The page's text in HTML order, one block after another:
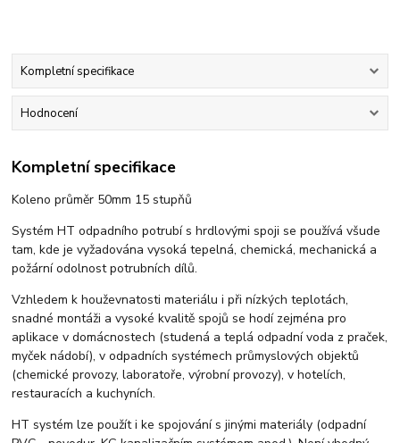
Kompletní specifikace
Hodnocení
Kompletní specifikace
Koleno průměr 50mm 15 stupňů
Systém HT odpadního potrubí s hrdlovými spoji se používá všude
tam, kde je vyžadována vysoká tepelná, chemická, mechanická a
požární odolnost potrubních dílů.
Vzhledem k houževnatosti materiálu i při nízkých teplotách,
snadné montáži a vysoké kvalitě spojů se hodí zejména pro
aplikace v domácnostech (studená a teplá odpadní voda z praček,
myček nádobí), v odpadních systémech průmyslových objektů
(chemické provozy, laboratoře, výrobní provozy), v hotelích,
restauracích a kuchyních.
HT systém lze použít i ke spojování s jinými materiály (odpadní